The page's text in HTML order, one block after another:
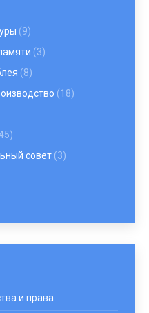
(9)
(3)
(8)
(18)
совет (3)
и права